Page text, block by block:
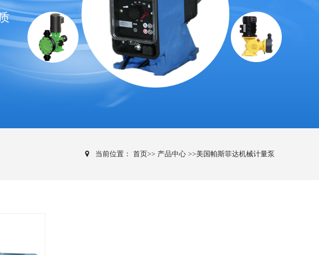
当前位置： 首页>> 产品中心 >>美国帕斯菲达机械计量泵